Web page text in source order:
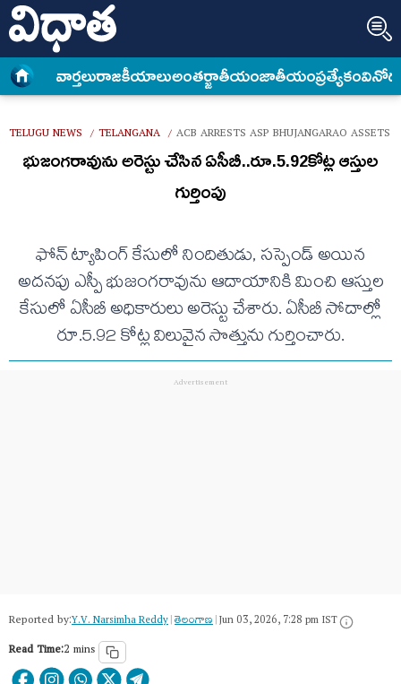
వార్త‌లురాజకీయాలుఅంత‌ర్జాతీయంజాతీయంప్రత్యేకం
TELUGU NEWS / TELANGANA / ACB ARRESTS ASP BHUJANGARAO
భుజంగరావును అరెస్టు చేసిన ఏసీబీ..రూ.5.92కోట్ల ఆస్తుల
గుర్తింపు
ఫోన్‌ ట్యాపింగ్‌ కేసులో నిందితుడు, సస్పెండ్ అయిన
అదనపు ఎస్పీ భుజంగరావును ఆదాయానికి మించి ఆస్తుల
కేసులో ఏసీబీ అధికారులు అరెస్టు చేశారు. ఏసీబీ సోదాల్లో
రూ.5.92 కోట్ల విలువైన సొత్తును గుర్తించారు.
Reported by:Y.V. Narsimha Reddy|తెలంగాణ‌|Jun 03, 2026, 7:28 pm IST
Read Time:2 mins